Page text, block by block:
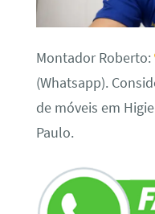
Montador Roberto:
(Whatsapp).
de móveis em
Paulo.